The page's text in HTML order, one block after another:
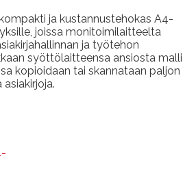
ja kustannustehokas A4-
joissa monitoimilaitteelta
ja työtehon
syöttölaitteensa ansiosta malli
kopioidaan tai skannataan paljon